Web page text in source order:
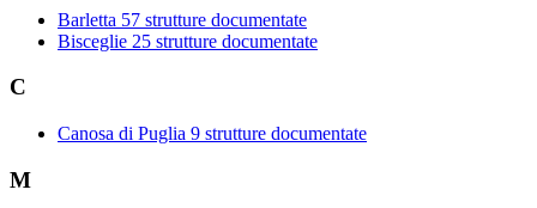
Barletta 57 strutture documentate
Bisceglie 25 strutture documentate
C
Canosa di Puglia 9 strutture documentate
M